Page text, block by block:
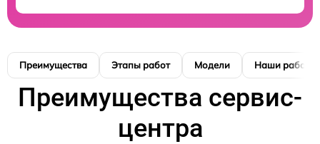
Преимущества Этапы работ Модели Наши работы
Преимущества сервис-
центра